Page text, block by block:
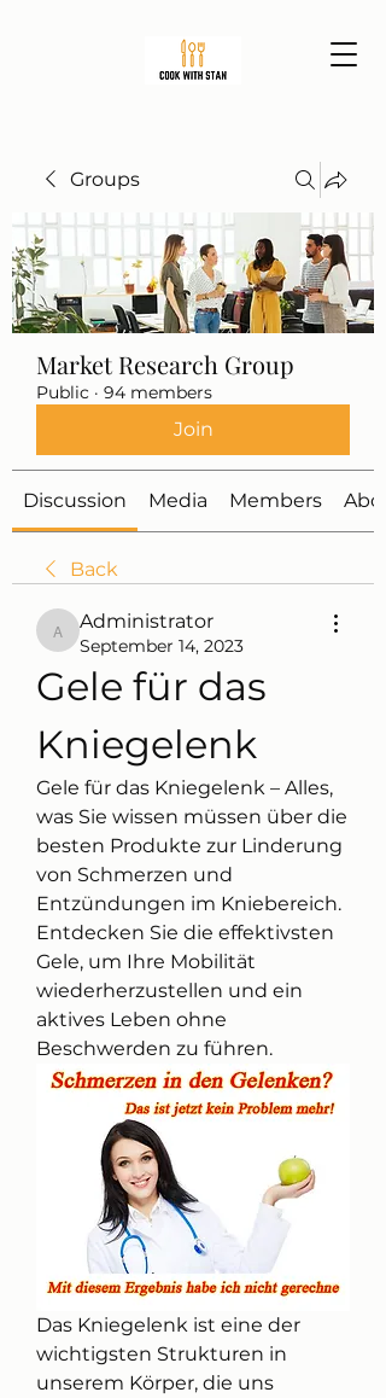
Groups
Market Research Group
Public · 94 members
Join
Discussion Media Members
Back
Administrator
Administrator
September 14, 2023
Gele für das
Kniegelenk
Gele für das Kniegelenk – Alles,
was Sie wissen müssen über die
besten Produkte zur Linderung
von Schmerzen und
Entzündungen im Kniebereich.
Entdecken Sie die effektivsten
Gele, um Ihre Mobilität
wiederherzustellen und ein
aktives Leben ohne
Beschwerden zu führen.
Das Kniegelenk ist eine der
wichtigsten Strukturen in
unserem Körper, die uns